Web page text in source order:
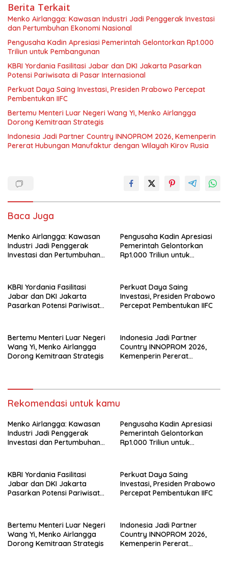
Berita Terkait
Menko Airlangga: Kawasan Industri Jadi Penggerak Investasi
dan Pertumbuhan Ekonomi Nasional
Pengusaha Kadin Apresiasi Pemerintah Gelontorkan Rp1.000
Triliun untuk Pembangunan
KBRI Yordania Fasilitasi Jabar dan DKI Jakarta Pasarkan
Potensi Pariwisata di Pasar Internasional
Perkuat Daya Saing Investasi, Presiden Prabowo Percepat
Pembentukan IIFC
Bertemu Menteri Luar Negeri Wang Yi, Menko Airlangga
Dorong Kemitraan Strategis
Indonesia Jadi Partner Country INNOPROM 2026, Kemenperin
Pererat Hubungan Manufaktur dengan Wilayah Kirov Rusia
Baca Juga
Menko Airlangga: Kawasan
Industri Jadi Penggerak
Investasi dan Pertumbuhan
Pengusaha Kadin Apresiasi
Pemerintah Gelontorkan
Rp1.000 Triliun untuk
KBRI Yordania Fasilitasi
Jabar dan DKI Jakarta
Pasarkan Potensi Pariwisata
Perkuat Daya Saing
Investasi, Presiden Prabowo
Percepat Pembentukan IIFC
Bertemu Menteri Luar Negeri
Wang Yi, Menko Airlangga
Dorong Kemitraan Strategis
Indonesia Jadi Partner
Country INNOPROM 2026,
Kemenperin Pererat
Rekomendasi untuk kamu
Menko Airlangga: Kawasan
Industri Jadi Penggerak
Investasi dan Pertumbuhan
Pengusaha Kadin Apresiasi
Pemerintah Gelontorkan
Rp1.000 Triliun untuk
KBRI Yordania Fasilitasi
Jabar dan DKI Jakarta
Pasarkan Potensi Pariwisata
Perkuat Daya Saing
Investasi, Presiden Prabowo
Percepat Pembentukan IIFC
Bertemu Menteri Luar Negeri
Wang Yi, Menko Airlangga
Dorong Kemitraan Strategis
Indonesia Jadi Partner
Country INNOPROM 2026,
Kemenperin Pererat